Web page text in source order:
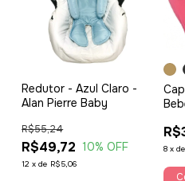
Redutor - Azul Claro -
Alan Pierre Baby
R$49,72
R$55,24
10% OFF
12 xde R$5,06
8 xde